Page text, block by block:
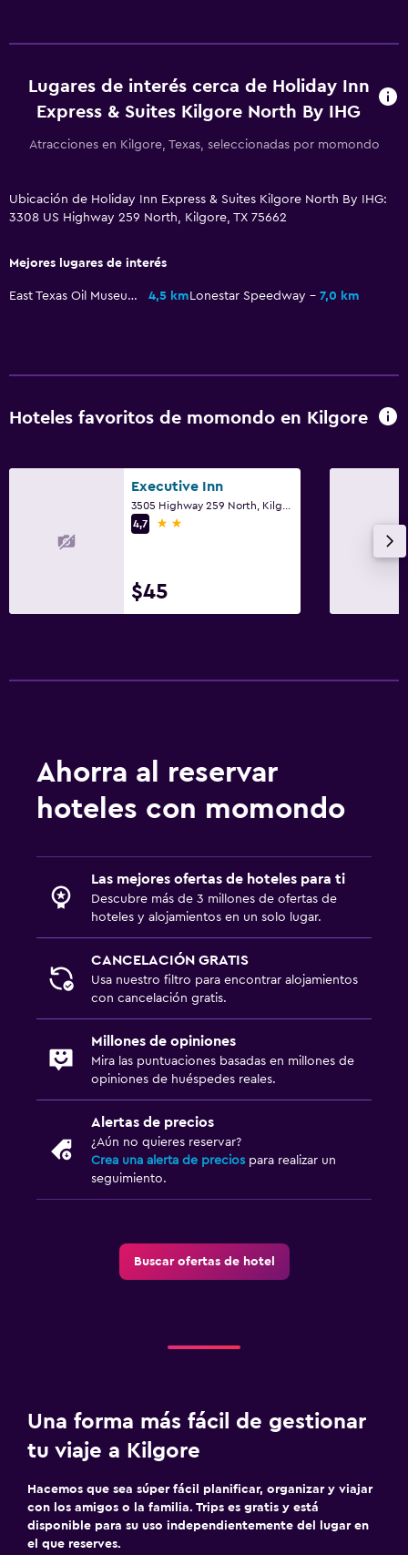
Aire libre
Terraza/patio
Parrilla
Zona de trabajo
Fax/fotocopiadora
Escritorio
Estacionamiento y transporte
Lugares de interés cerca de Holiday Inn
Express & Suites Kilgore North By IHG
Atracciones en Kilgore, Texas, seleccionadas por momondo
Ubicación de Holiday Inn Express & Suites Kilgore North By IHG:
3308 US Highway 259 North, Kilgore, TX 75662
Mejores lugares de interés
East Texas Oil Museum 4,5 kmLonestar Speedway 7,0 km
Hoteles favoritos de momondo en Kilgore
Executive Inn
4,7
2 estrellas
$45
Ahorra al reservar
hoteles con momondo
Las mejores ofertas de hoteles para ti
Descubre más de 3 millones de ofertas de
hoteles y alojamientos en un solo lugar.
CANCELACIÓN GRATIS
Usa nuestro filtro para encontrar alojamientos
con cancelación gratis.
Millones de opiniones
Mira las puntuaciones basadas en millones de
opiniones de huéspedes reales.
Alertas de precios
¿Aún no quieres reservar?
Crea una alerta de precios para realizar un
seguimiento.
Buscar ofertas de hotel
Una forma más fácil de gestionar
tu viaje a Kilgore
Hacemos que sea súper fácil planificar, organizar y viajar
con los amigos o la familia. Trips es gratis y está
disponible para su uso independientemente del lugar en
el que reserves.